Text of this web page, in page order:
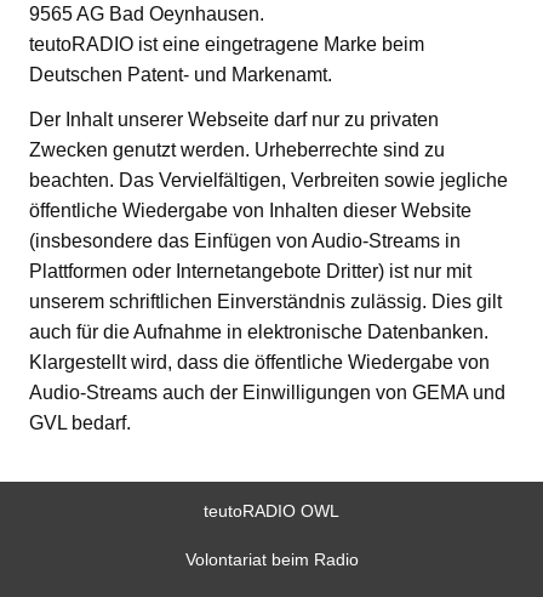
9565 AG Bad Oeynhausen.
teutoRADIO ist eine eingetragene Marke beim
Deutschen Patent- und Markenamt.
Der Inhalt unserer Webseite darf nur zu privaten
Zwecken genutzt werden. Urheberrechte sind zu
beachten. Das Vervielfältigen, Verbreiten sowie jegliche
öffentliche Wiedergabe von Inhalten dieser Website
(insbesondere das Einfügen von Audio-Streams in
Plattformen oder Internetangebote Dritter) ist nur mit
unserem schriftlichen Einverständnis zulässig. Dies gilt
auch für die Aufnahme in elektronische Datenbanken.
Klargestellt wird, dass die öffentliche Wiedergabe von
Audio-Streams auch der Einwilligungen von GEMA und
GVL bedarf.
teutoRADIO OWL
Volontariat beim Radio